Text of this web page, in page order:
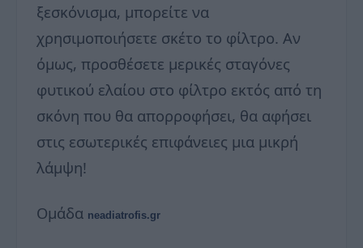
ξεσκόνισμα, μπορείτε να
χρησιμοποιήσετε σκέτο το φίλτρο. Αν
όμως, προσθέσετε μερικές σταγόνες
φυτικού ελαίου στο φίλτρο εκτός από τη
σκόνη που θα απορροφήσει, θα αφήσει
στις εσωτερικές επιφάνειες μια μικρή
λάμψη!
Ομάδα neadiatrofis.gr